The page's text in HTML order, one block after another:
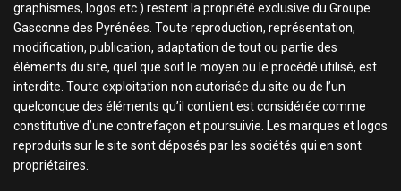
graphismes, logos etc.) restent la propriété exclusive du Groupe
Gasconne des Pyrénées. Toute reproduction, représentation,
modification, publication, adaptation de tout ou partie des
éléments du site, quel que soit le moyen ou le procédé utilisé, est
interdite. Toute exploitation non autorisée du site ou de l’un
quelconque des éléments qu’il contient est considérée comme
constitutive d’une contrefaçon et poursuivie. Les marques et logos
reproduits sur le site sont déposés par les sociétés qui en sont
propriétaires.